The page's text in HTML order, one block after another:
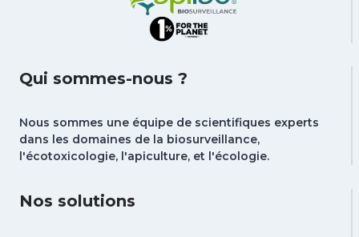
Qui sommes-nous ?
Nous sommes une équipe de scientifiques experts
dans les domaines de la biosurveillance,
l'écotoxicologie, l'apiculture, et l'écologie.
Nos solutions